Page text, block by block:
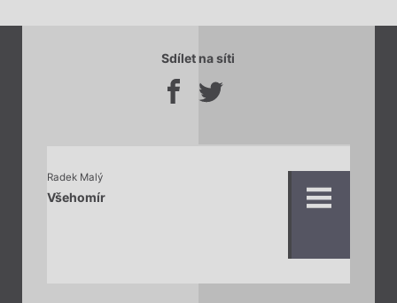
Sdílet na síti
Radek Malý
Všehomír